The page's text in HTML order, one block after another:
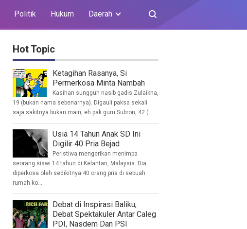
Politik Hukum Daerah
Hot Topic
Ketagihan Rasanya, Si
Permerkosa Minta Nambah
Kasihan sungguh nasib gadis Zulaikha,
19 (bukan nama sebenarnya). Digauli paksa sekali
saja sakitnya bukan main, eh pak guru Subron, 42 (...
Usia 14 Tahun Anak SD Ini
Digilir 40 Pria Bejad
Peristiwa mengerikan menimpa
seorang siswi 14 tahun di Kelantan, Malaysia. Dia
diperkosa oleh sedikitnya 40 orang pria di sebuah
rumah ko...
Debat di Inspirasi Baliku,
Debat Spektakuler Antar Caleg
PDI, Nasdem Dan PSI